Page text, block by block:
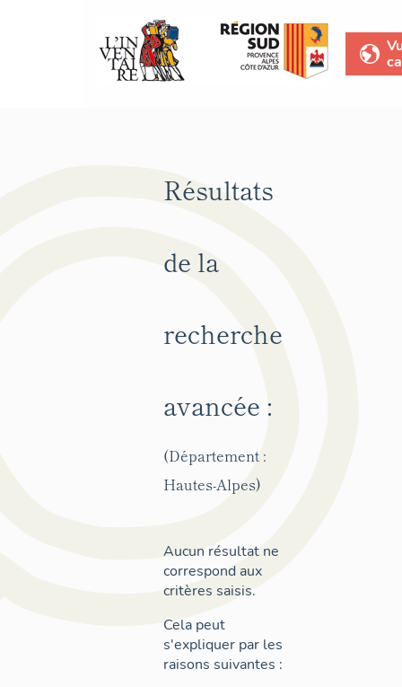
Résultats
de la
recherche
avancée :
(Département :
Hautes-Alpes)
Aucun résultat ne
correspond aux
critères saisis.
Cela peut
s'expliquer par les
raisons suivantes :